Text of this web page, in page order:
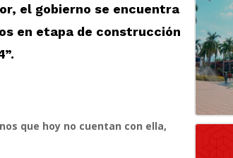
el gobierno se encuentra
en etapa de construcción
que hoy no cuentan con ella,